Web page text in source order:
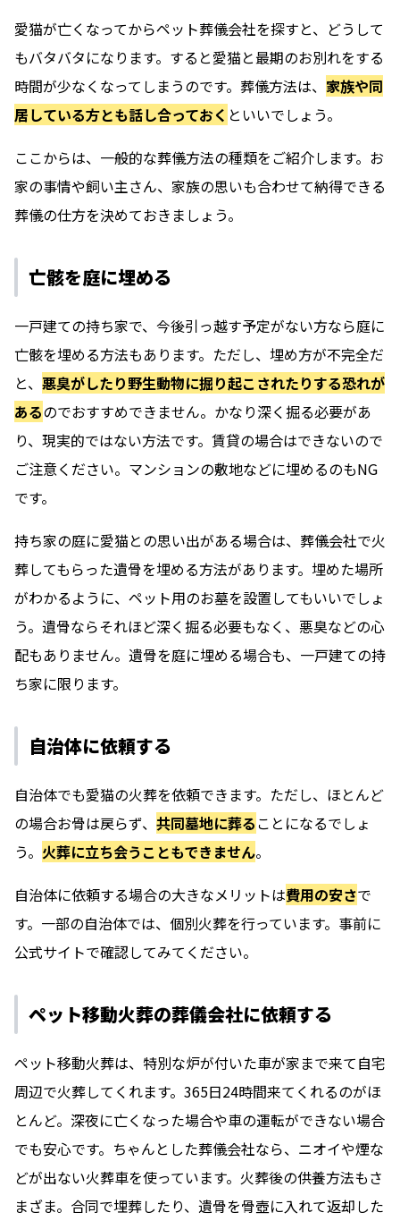
愛猫が亡くなってからペット葬儀会社を探すと、どうして
もバタバタになります。すると愛猫と最期のお別れをする
時間が少なくなってしまうのです。葬儀方法は、 家族や同
居している方とも話し合っておく といいでしょう。
ここからは、一般的な葬儀方法の種類をご紹介します。お
家の事情や飼い主さん、家族の思いも合わせて納得できる
葬儀の仕方を決めておきましょう。
亡骸を庭に埋める
一戸建ての持ち家で、今後引っ越す予定がない方なら庭に
亡骸を埋める方法もあります。ただし、埋め方が不完全だ
と、 悪臭がしたり野生動物に掘り起こされたりする恐れが
あるのでおすすめできません。かなり深く掘る必要があ
り、現実的ではない方法です。賃貸の場合はできないので
ご注意ください。マンションの敷地などに埋めるのもNG
です。
持ち家の庭に愛猫との思い出がある場合は、葬儀会社で火
葬してもらった遺骨を埋める方法があります。埋めた場所
がわかるように、ペット用のお墓を設置してもいいでしょ
う。遺骨ならそれほど深く掘る必要もなく、悪臭などの心
配もありません。遺骨を庭に埋める場合も、一戸建ての持
ち家に限ります。
自治体に依頼する
自治体でも愛猫の火葬を依頼できます。ただし、ほとんど
の場合お骨は戻らず、 共同墓地に葬ることになるでしょ
う。 火葬に立ち会うこともできません。
自治体に依頼する場合の大きなメリットは費用の安さで
す。一部の自治体では、個別火葬を行っています。事前に
公式サイトで確認してみてください。
ペット移動火葬の葬儀会社に依頼する
ペット移動火葬は、特別な炉が付いた車が家まで来て自宅
周辺で火葬してくれます。365日24時間来てくれるのがほ
とんど。深夜に亡くなった場合や車の運転ができない場合
でも安心です。ちゃんとした葬儀会社なら、ニオイや煙な
どが出ない火葬車を使っています。火葬後の供養方法もさ
まざま。合同で埋葬したり、遺骨を骨壺に入れて返却した